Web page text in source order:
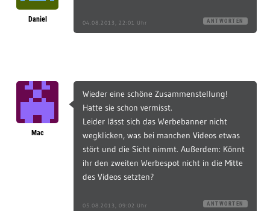
Daniel 04.08.2013, 22:01 Uhr ANTWORTEN
Mac
Wieder eine schöne Zusammenstellung!
Hatte sie schon vermisst.
Leider lässt sich das Werbebanner nicht
wegklicken, was bei manchen Videos etwas
stört und die Sicht nimmt. Außerdem: Könnt
ihr den zweiten Werbespot nicht in die Mitte
des Videos setzten?
05.08.2013, 09:02 Uhr ANTWORTEN